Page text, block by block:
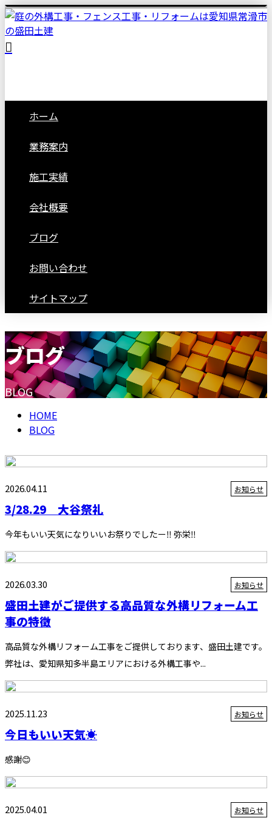
ホーム
業務案内
施工実績
会社概要
ブログ
お問い合わせ
サイトマップ
ブログ
BLOG
HOME
BLOG
2026.04.11 お知らせ
3/28.29 大谷祭礼
今年もいい天気になりいいお祭りでしたー‼️ 弥栄‼️
2026.03.30 お知らせ
盛田土建がご提供する高品質な外構リフォーム工
事の特徴
高品質な外構リフォーム工事をご提供しております、盛田土建です。
弊社は、愛知県知多半島エリアにおける外構工事や...
2025.11.23 お知らせ
今日もいい天気☀️
感謝😊
2025.04.01 お知らせ